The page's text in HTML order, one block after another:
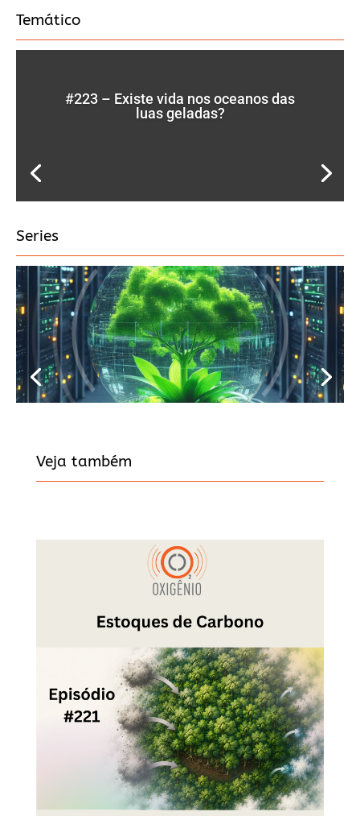
Temático
#223 – Existe vida nos oceanos das
luas geladas?
Series
Veja também